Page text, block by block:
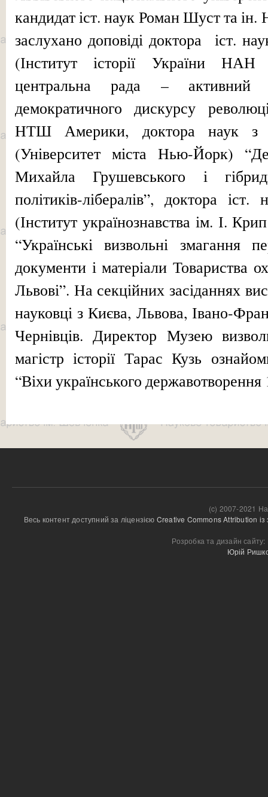
кандидат іст. наук Роман Шуст та ін.
заслухано доповіді доктора іст.
(Інститут історії України НАН
центральна рада – активний
демократичного дискурсу
НТШ Америки, доктора наук з
(Університет міста Нью-Йорк)
Михайла Грушевського і
політиків-лібералів”, доктора
(Інститут українознавства ім. І.
“Українські визвольні
документи і матеріали Товариства
Львові”. На секційних засіданнях
науковці з Києва, Львова, Івано-
Чернівців. Директор Музею
магістр історії Тарас Кузь
“Віхи українського
(c) 2007-2021
Весь контент доступний за ліцензією Creative Commons Attribution
Розробка та дизайн сайту:
Юрій